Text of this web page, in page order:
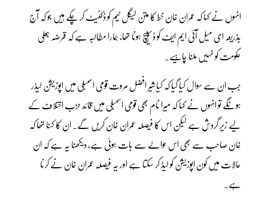
انہوں نے کہا کہ عمران خان خط کا متن لیگل ٹیم کو ڈکٹیٹ کر چکے ہیں جو کہ آج
بذریعہ ای میل آئی ایم ایف کو ڈسپیچ ہونا تھا، ہمارا مطالبہ ہے کہ قرضہ جعلی
حکومت کو نہیں ملنا چاہیے۔
جب ان سے سوال کیا گیا کہ کیا شیر افضل مروت قومی اسمبلی میں اپوزیشن لیڈر
ہونگے تو انہوں نے کہا کہ میرا نام بھی قومی اسمبلی میں قائد حزب اختلاف کے
لیے زیر گردش ہے لیکن اس کا فیصلہ عمران خان کریں گے۔ ان کا کہنا تھا کہ
خان صاحب سے بھی اس حوالے سے بات ہوئی ہے، دیکھنا یہ ہے کہ ان
حالات میں کون اپوزیشن کو لیڈ کر سکتا ہے اور یہ فیصلہ عمران خان نے کرنا
ہے۔